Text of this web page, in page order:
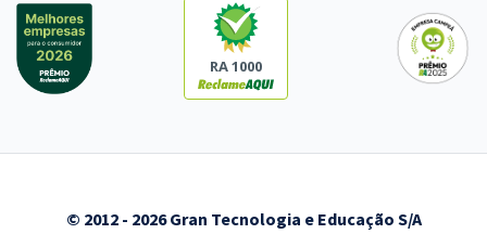
RA 1000
© 2012 - 2026 Gran Tecnologia e Educação S/A